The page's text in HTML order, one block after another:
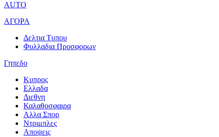
AUTO
ΑΓΟΡΑ
Δελτια Τυπου
Φυλλαδια Προσφορων
Γηπεδο
Κυπρος
Ελλαδα
Διεθνη
Καλαθοσφαιρα
Αλλα Σπορ
Ντριμπλες
Αποψεις